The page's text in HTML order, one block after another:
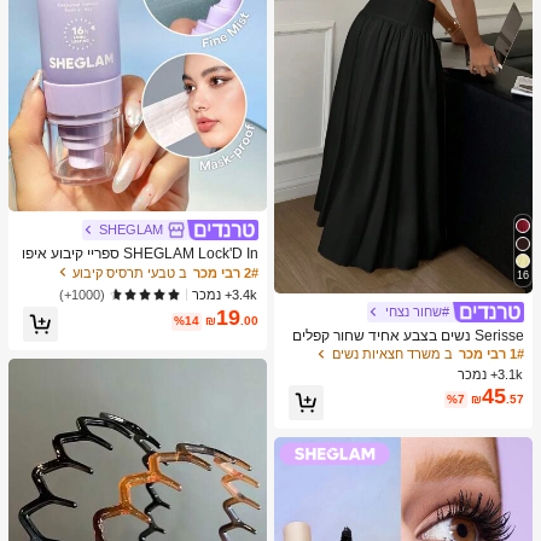
16
#שחור נצחי
Serisse נשים בצבע אחיד שחור קפלים
פשוט מזדמן חצאית בינונית
1# רבי מכר
ב משרד חצאיות נשים
3.1k+ נמכר
₪45.57
%7
SHEGLAM
SHEGLAM Lock'D In ספריי קיבוע איפו
ר מותג יופי קוסמטיקה איפור לנשים ולנע
רות
2# רבי מכר
ב טבעי תרסיס קיבוע
3.4k+ נמכר
(1000+)
₪19.00
%14